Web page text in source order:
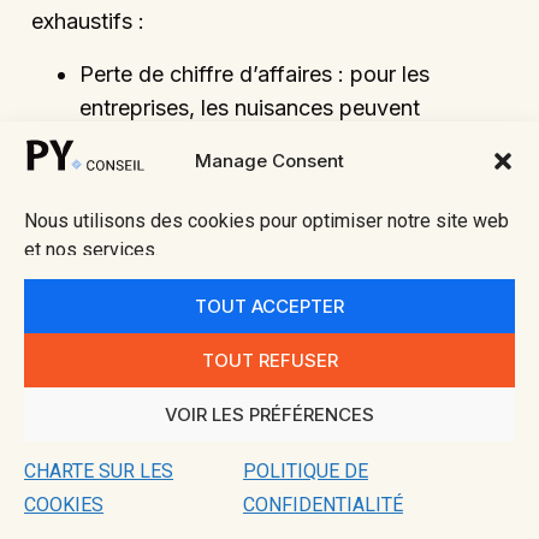
Manage Consent
Nous utilisons des cookies pour optimiser notre site web
et nos services.
TOUT ACCEPTER
TOUT REFUSER
VOIR LES PRÉFÉRENCES
CHARTE SUR LES
COOKIES
POLITIQUE DE
CONFIDENTIALITÉ
exhaustifs :
Perte de chiffre d’affaires : pour les
entreprises, les nuisances peuvent
perte financière qui peut être compensée
par une indemnisation.
Perte de jouissance : nuisances rendant
difficile l’usage normal d’un bien immobilier
(ex. bruit excessif, vibrations).
bâtiments voisins causées par des travaux
Dépréciation de la valeur immobilière :
réduction de la valeur d’un bien immobilier